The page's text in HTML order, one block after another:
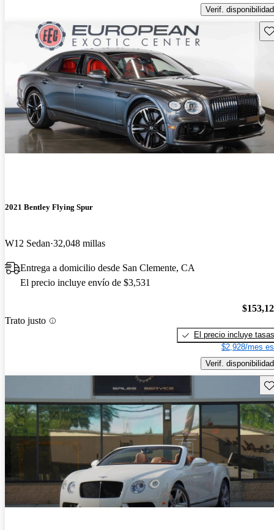
Verif. disponibilidad
2021 Bentley Flying Spur
W12 Sedan 32,048 millas
Entrega a domicilio desde San Clemente, CA
El precio incluye envío de $3,531
Trato justo
El precio incluye tasas
$2,928/mes
Verif. disponibilidad